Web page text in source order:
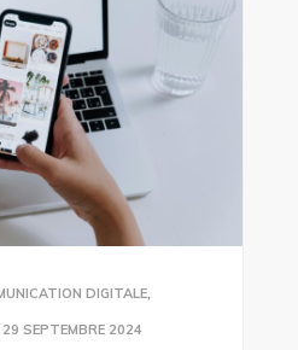
DIGITALE,
29 SEPTEMBRE 2024